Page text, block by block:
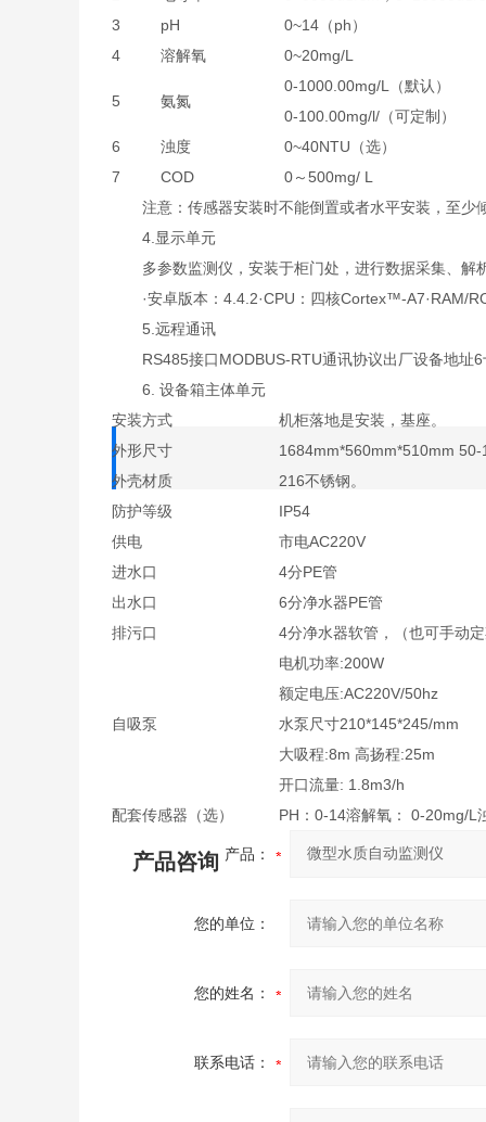
3
pH
0~14（ph）
4
溶解氧 0~20mg/L
5 氨氮
0-1000.00mg/L（默认）
0-100.00mg/l/（可定制）
6
浊度
0~40NTU（选）
7
COD
0～500mg/ L
注意：传感器安装时不能倒置或者水平安装，至少
4.显示单元
多参数监测仪，安装于柜门处，进行数据采集、解
·安卓版本：4.4.2·CPU：四核Cortex™-A7·RAM/
5.远程通讯
RS485接口MODBUS-RTU通讯协议出厂设备地址6
6. 设备箱主体单元
安装方式
机柜落地是安装，基座。
外形尺寸
1684mm*560mm*510mm 50-
外壳材质
216不锈钢。
防护等级
IP54
供电
市电AC220V
进水口
4分PE管
出水口
6分净水器PE管
排污口
4分净水器软管，（也可手动
自吸泵
电机功率:200W
额定电压:AC220V/50hz
水泵尺寸210*145*245/mm
大吸程:8m 高扬程:25m
开口流量: 1.8m3/h
配套传感器（选）
PH：0-14溶解氧： 0-20mg/L
产品咨询 产品：
您的单位：
您的姓名：
联系电话：